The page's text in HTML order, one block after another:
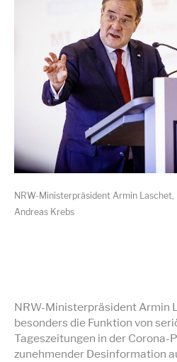
NRW-Ministerpräsident Armin Laschet,
Andreas Krebs
NRW-Ministerpräsident Armin
besonders die Funktion von
Tageszeitungen in der Corona-
zunehmender Desinformation